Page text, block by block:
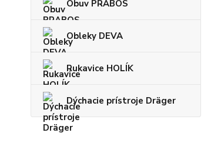
Obuv PRABOS
Obleky DEVA
Rukavice HOLÍK
Dýchacie prístroje Dräger